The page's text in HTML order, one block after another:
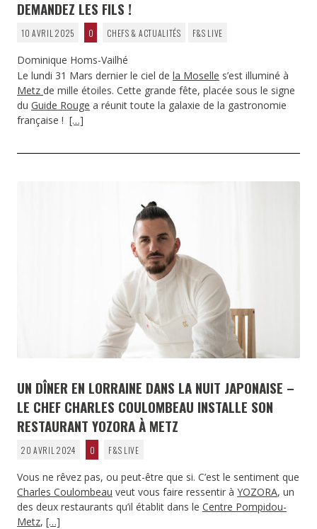
DEMANDEZ LES FILS !
10 AVRIL 2025 0 CHEFS & ACTUALITÉS F&S LIVE
Dominique Homs-Vailhé
Le lundi 31 Mars dernier le ciel de la Moselle s’est illuminé à
Metz de mille étoiles. Cette grande fête, placée sous le signe
du Guide Rouge a réunit toute la galaxie de la gastronomie
française ! […]
UN DÎNER EN LORRAINE DANS LA NUIT JAPONAISE –
LE CHEF CHARLES COULOMBEAU INSTALLE SON
RESTAURANT YOZORA À METZ
20 AVRIL 2024 0 F&S LIVE
Vous ne rêvez pas, ou peut-être que si. C’est le sentiment que
Charles Coulombeau veut vous faire ressentir à YOZORA, un
des deux restaurants qu’il établit dans le Centre Pompidou-
Metz, […]